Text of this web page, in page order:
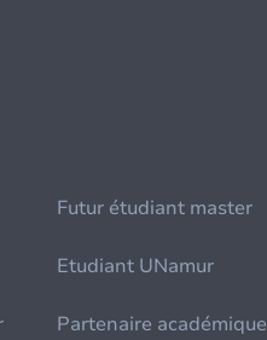
Futur étudiant master
Etudiant UNamur
Partenaire académique